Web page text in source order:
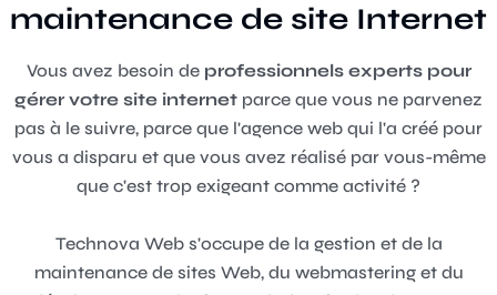
maintenance de site Internet
Vous avez besoin de professionnels experts pour
gérer votre site internet parce que vous ne parvenez
pas à le suivre, parce que l'agence web qui l'a créé pour
vous a disparu et que vous avez réalisé par vous-même
que c'est trop exigeant comme activité ?
Technova Webs'occupe de la gestion et de la
maintenance de sites Web, du webmastering et du